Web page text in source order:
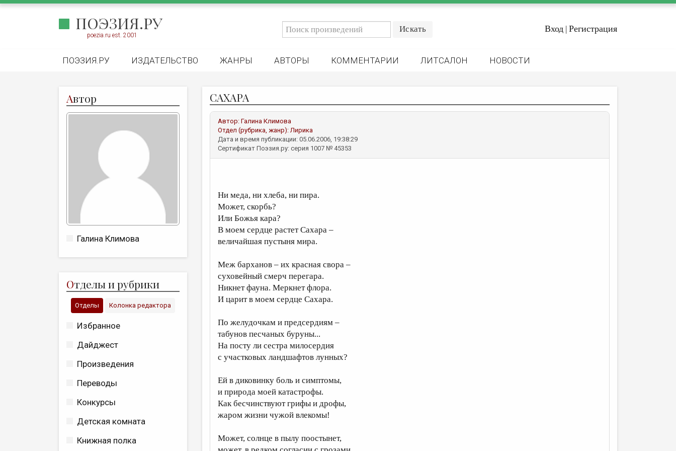
ПОЭЗИЯ.РУ
poezia.ru est. 2001
Вход | Регистрация
ПОЭЗИЯ.РУ ИЗДАТЕЛЬСТВО ЖАНРЫ АВТОРЫ КОММЕНТАРИИ ЛИТСАЛОН НОВОСТИ
Автор
Галина Климова
Отделы и рубрики
Отделы Колонка редактора
Избранное
Дайджест
Произведения
Переводы
Конкурсы
Детская комната
Книжная полка
САХАРА
Автор: Галина Климова
Отдел (рубрика, жанр):Лирика
Дата и время публикации: 05.06.2006, 19:38:29
Сертификат Поэзия.ру: серия 1007 № 45353
Ни меда, ни хлеба, ни пира.
Может, скорбь?
Или Божья кара?
В моем сердце растет Сахара –
величайшая пустыня мира.
Меж барханов – их красная свора –
суховейный смерч перегара.
Никнет фауна. Меркнет флора.
И царит в моем сердце Сахара.
По желудочкам и предсердиям –
табунов песчаных буруны...
На посту ли сестра милосердия
с участковых ландшафтов лунных?
Ей в диковинку боль и симптомы,
и природа моей катастрофы.
Как бесчинствуют грифы и дрофы,
жаром жизни чужой влекомы!
Может, солнце в пылу поостынет,